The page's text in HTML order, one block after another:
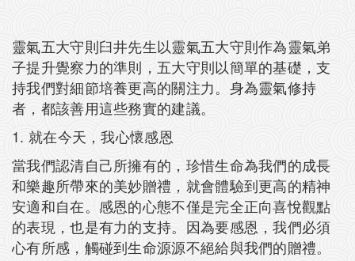
靈氣五大守則臼井先生以靈氣五大守則作為靈氣弟
子提升覺察力的準則，五大守則以簡單的基礎，支
持我們對細節培養更高的關注力。身為靈氣修持
者，都該善用這些務實的建議。
1. 就在今天，我心懷感恩
當我們認清自己所擁有的，珍惜生命為我們的成長
和樂趣所帶來的美妙贈禮，就會體驗到更高的精神
安適和自在。感恩的心態不僅是完全正向喜悅觀點
的表現，也是有力的支持。因為要感恩，我們必須
心有所感，觸碰到生命源源不絕給與我們的贈禮。